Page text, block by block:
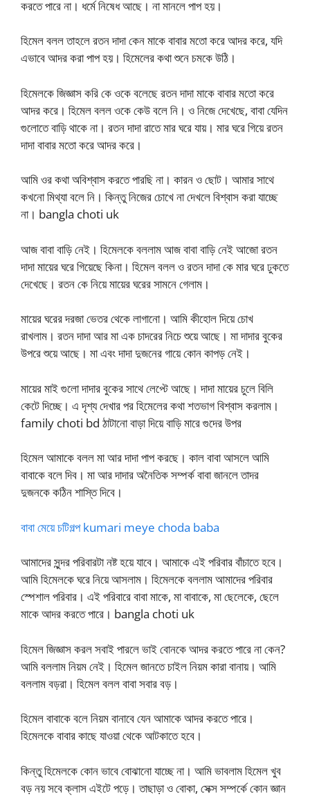
করতে পারে না। ধর্মে নিষেধ আছে। না মানলে পাপ হয়।
হিমেল বলল তাহলে রতন দাদা কেন মাকে বাবার মতো করে আদর করে, যদি
এভাবে আদর করা পাপ হয়। হিমেলের কথা শুনে চমকে উঠি।
হিমেলকে জিজ্ঞাস করি কে ওকে বলেছে রতন দাদা মাকে বাবার মতো করে
আদর করে। হিমেল বলল ওকে কেউ বলে নি। ও নিজে দেখেছে, বাবা যেদিন
গুলোতে বাড়ি থাকে না। রতন দাদা রাতে মার ঘরে যায়। মার ঘরে গিয়ে রতন
দাদা বাবার মতো করে আদর করে।
আমি ওর কথা অবিশ্বাস করতে পারছি না। কারন ও ছোট। আমার সাথে
কখনো মিথ্যা বলে নি। কিন্তু নিজের চোখে না দেখলে বিশ্বাস করা যাচ্ছে
না। bangla choti uk
আজ বাবা বাড়ি নেই। হিমেলকে বললাম আজ বাবা বাড়ি নেই আজো রতন
দাদা মায়ের ঘরে গিয়েছে কিনা। হিমেল বলল ও রতন দাদা কে মার ঘরে ঢুকতে
দেখেছে। রতন কে নিয়ে মায়ের ঘরের সামনে গেলাম।
মায়ের ঘরের দরজা ভেতর থেকে লাগানো। আমি কীহোল দিয়ে চোখ
রাখলাম। রতন দাদা আর মা এক চাদরের নিচে শুয়ে আছে। মা দাদার বুকের
উপরে শুয়ে আছে। মা এবং দাদা দুজনের গায়ে কোন কাপড় নেই।
মায়ের মাই গুলো দাদার বুকের সাথে লেপ্টে আছে। দাদা মায়ের চুলে বিলি
কেটে দিচ্ছে। এ দৃশ্য দেখার পর হিমেলের কথা শতভাগ বিশ্বাস করলাম।
family choti bd ঠাটানো বাড়া দিয়ে বাড়ি মারে গুদের উপর
হিমেল আমাকে বলল মা আর দাদা পাপ করছে। কাল বাবা আসলে আমি
বাবাকে বলে দিব। মা আর দাদার অনৈতিক সম্পর্ক বাবা জানলে তাদর
দুজনকে কঠিন শাস্তি দিবে।
বাবা মেয়ে চটিগল্প kumari meye choda baba
আমাদের সুন্দর পরিবারটা নষ্ট হয়ে যাবে। আমাকে এই পরিবার বাঁচাতে হবে।
আমি হিমেলকে ঘরে নিয়ে আসলাম। হিমেলকে বললাম আমাদের পরিবার
স্পেশাল পরিবার। এই পরিবারে বাবা মাকে, মা বাবাকে, মা ছেলেকে, ছেলে
মাকে আদর করতে পারে। bangla choti uk
হিমেল জিজ্ঞাস করল সবাই পারলে ভাই বোনকে আদর করতে পারে না কেন?
আমি বললাম নিয়ম নেই। হিমেল জানতে চাইল নিয়ম কারা বানায়। আমি
বললাম বড়রা। হিমেল বলল বাবা সবার বড়।
হিমেল বাবাকে বলে নিয়ম বানাবে যেন আমাকে আদর করতে পারে।
হিমেলকে বাবার কাছে যাওয়া থেকে আটকাতে হবে।
কিন্তু হিমেলকে কোন ভাবে বোঝানো যাচ্ছে না। আমি ভাবলাম হিমেল খুব
বড় নয় সবে ক্লাস এইটে পড়ে। তাছাড়া ও বোকা, সেক্স সম্পর্কে কোন জ্ঞান